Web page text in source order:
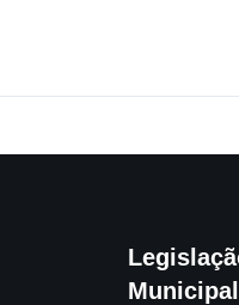
Municipal